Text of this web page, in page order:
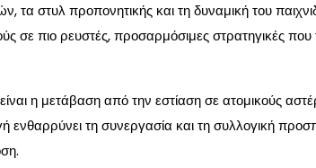
τα στυλ προπονητικής και τη δυναμική του
σε πιο ρευστές, προσαρμόσιμες στρατηγικές που
η μετάβαση από την εστίαση σε ατομικούς
ενθαρρύνει τη συνεργασία και τη συλλογική